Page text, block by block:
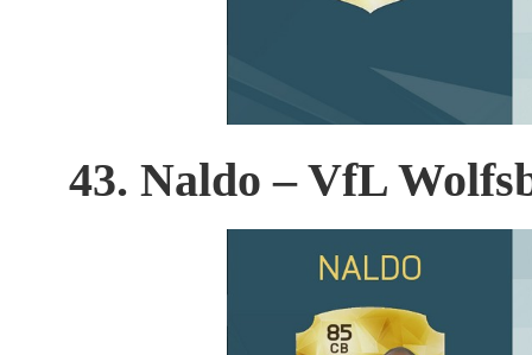
43. Naldo – VfL